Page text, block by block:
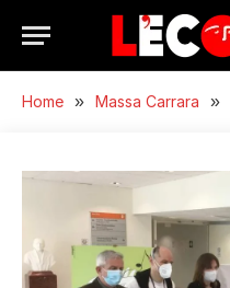
Home » Massa Carrara »